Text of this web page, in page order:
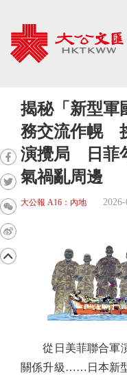
揭秘「新型
務交流作幌
演攪局 日菲
氣禍亂周邊
大公報 A16：內地
從日美菲聯合軍演
關係升級……日本新